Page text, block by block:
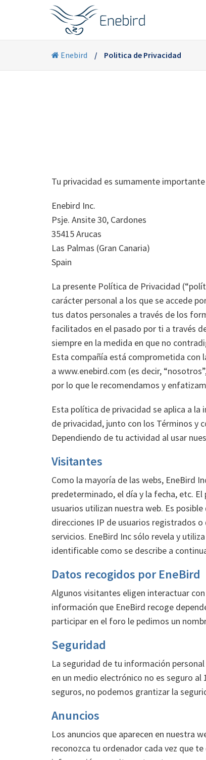
Enebird Politica de Privacidad
Tu privacidad es sumamente
Enebird Inc.
Psje. Ansite 30, Cardones
35415 Arucas
Las Palmas (Gran Canaria)
Spain
La presente Política de Privacidad
carácter personal a los que se accede
tus datos personales a través de los
facilitados en el pasado por ti a través
siempre en la medida en que no
Esta compañía está comprometida con
a www.enebird.com (es decir,
por lo que le recomendamos y
Esta política de privacidad se aplica a
de privacidad, junto con los Términos y
Dependiendo de tu actividad al usar
Visitantes
Como la mayoría de las webs, EneBird
predeterminado, el día y la fecha, etc.
usuarios utilizan nuestra web. Es
direcciones IP de usuarios registrados
servicios. EneBird Inc sólo revela y
identificable como se describe a
Datos recogidos por EneBird
Algunos visitantes eligen interactuar
información que EneBird recoge
participar en el foro le pedimos un
Seguridad
La seguridad de tu información
en un medio electrónico no es seguro
seguros, no podemos grantizar la
Anuncios
Los anuncios que aparecen en nuestra
reconozca tu ordenador cada vez que